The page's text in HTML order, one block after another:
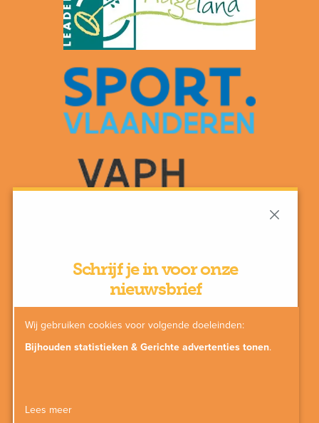
Schrijf je in voor onze
nieuwsbrief
Wij gebruiken cookies voor volgende doeleinden:
Bijhouden statistieken & Gerichte advertenties tonen.
Lees meer